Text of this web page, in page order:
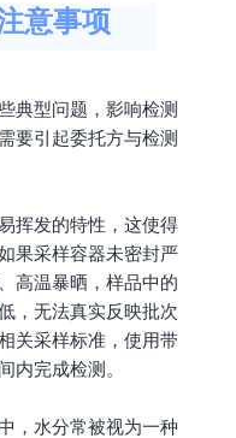
意事项
典型问题，影响检测
要引起委托方与检测
挥发的特性，这使得
果采样容器未密封严
高温暴晒，样品中的
，无法真实反映批次
关采样标准，使用带
内完成检测。
，水分常被视为一种